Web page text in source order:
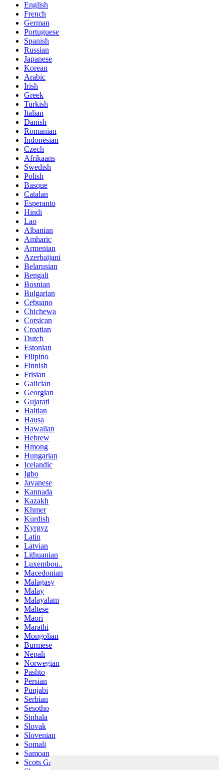
English
French
German
Portuguese
Spanish
Russian
Japanese
Korean
Arabic
Irish
Greek
Turkish
Italian
Danish
Romanian
Indonesian
Czech
Afrikaans
Swedish
Polish
Basque
Catalan
Esperanto
Hindi
Lao
Albanian
Amharic
Armenian
Azerbaijani
Belarusian
Bengali
Bosnian
Bulgarian
Cebuano
Chichewa
Corsican
Croatian
Dutch
Estonian
Filipino
Finnish
Frisian
Galician
Georgian
Gujarati
Haitian
Hausa
Hawaiian
Hebrew
Hmong
Hungarian
Icelandic
Igbo
Javanese
Kannada
Kazakh
Khmer
Kurdish
Kyrgyz
Latin
Latvian
Lithuanian
Luxembou..
Macedonian
Malagasy
Malay
Malayalam
Maltese
Maori
Marathi
Mongolian
Burmese
Nepali
Norwegian
Pashto
Persian
Punjabi
Serbian
Sesotho
Sinhala
Slovak
Slovenian
Somali
Samoan
Scots Gaelic